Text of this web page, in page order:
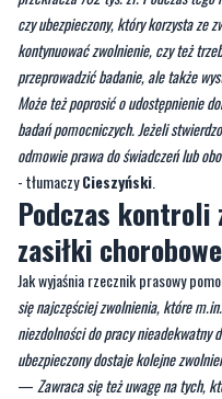
czy ubezpieczony, który korzysta ze
kontynuować zwolnienie, czy też
przeprowadzić badanie, ale także
Może też poprosić o udostępnienie
badań pomocniczych. Jeżeli
odmowie prawa do świadczeń lub
- tłumaczyCieszyński.
Podczas
zasiłki
Jak wyjaśnia rzecznik prasowy
się najczęściej zwolnienia, które
niezdolności do pracy nieadekwatny
ubezpieczony dostaje kolejne
—Zawraca się też uwagę na tych,